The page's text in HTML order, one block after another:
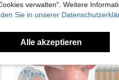
verwalten". Weitere
Sie in unserer
Alle akzeptieren